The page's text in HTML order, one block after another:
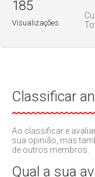
185
Visualizações
Classificar
Ao classificar e
sua opinião, mas
de outros membros.
Qual a sua